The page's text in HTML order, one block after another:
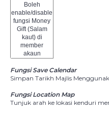
Boleh
enable/disable
fungsi Money
Gift (Salam
kaut) di
member
akaun
Fungsi Save Calendar
Simpan Tarikh Majlis
Fungsi Location Map
Tunjuk arah ke lokasi kenduri